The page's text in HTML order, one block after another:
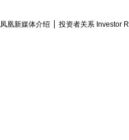
凤凰新媒体介绍 投资者关系 Investor